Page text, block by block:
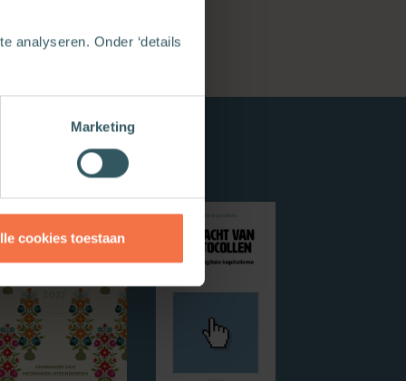
analyseren. Onder ‘details
Marketing
cookies toestaan